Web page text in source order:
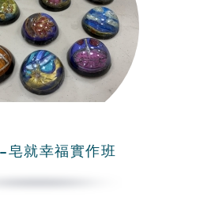
皂就幸福實作班